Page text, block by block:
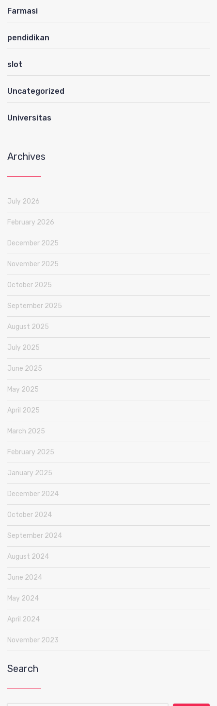
Farmasi
pendidikan
slot
Uncategorized
Universitas
Archives
July 2026
February 2026
December 2025
November 2025
October 2025
September 2025
August 2025
July 2025
June 2025
May 2025
April 2025
March 2025
February 2025
January 2025
December 2024
October 2024
September 2024
August 2024
June 2024
May 2024
April 2024
November 2023
Search